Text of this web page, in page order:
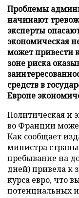
Проблемы
начинают
эксперты
экономическая
может привести
зоне риска
средств в
Европе
Политическая и
во Франции
Как сообщает
министра
пребывание на
дней) привела к
курса евро, что
потенциальных